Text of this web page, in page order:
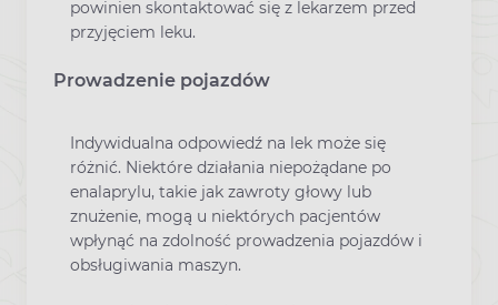
powinien skontaktować się z lekarzem przed
przyjęciem leku.
Prowadzenie pojazdów
Indywidualna odpowiedź na lek może się
różnić. Niektóre działania niepożądane po
enalaprylu, takie jak zawroty głowy lub
znużenie, mogą u niektórych pacjentów
wpłynąć na zdolność prowadzenia pojazdów i
obsługiwania maszyn.